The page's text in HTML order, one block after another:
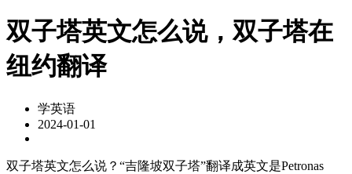
双子塔英文怎么说，双子塔在
纽约翻译
学英语
2024-01-01
双子塔英文怎么说？“吉隆坡双子塔”翻译成英文是Petronas